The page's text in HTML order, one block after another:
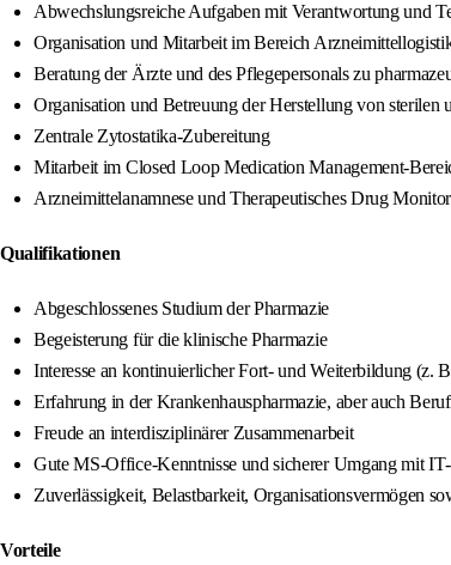
Abwechslungsreiche Aufgaben mit Verantwortung und
Organisation und Mitarbeit im Bereich
Beratung der Ärzte und des Pflegepersonals zu
Organisation und Betreuung der Herstellung von sterilen
Zentrale Zytostatika-Zubereitung
Mitarbeit im Closed Loop Medication Management-
Arzneimittelanamnese und Therapeutisches Drug
Qualifikationen
Abgeschlossenes Studium der Pharmazie
Begeisterung für die klinische Pharmazie
Interesse an kontinuierlicher Fort- und Weiterbildung (z.
Erfahrung in der Krankenhauspharmazie, aber auch
Freude an interdisziplinärer Zusammenarbeit
Gute MS‑Office-Kenntnisse und sicherer Umgang mit
Zuverlässigkeit, Belastbarkeit, Organisationsvermögen
Vorteile